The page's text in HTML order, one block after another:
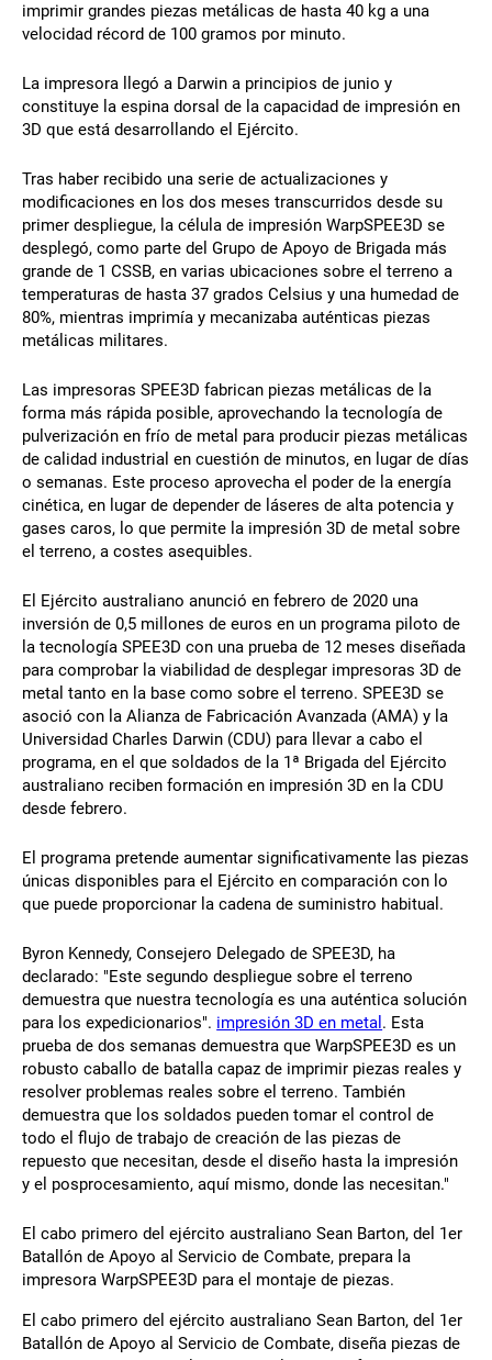
imprimir grandes piezas metálicas de hasta 40 kg a una
velocidad récord de 100 gramos por minuto.
La impresora llegó a Darwin a principios de junio y
constituye la espina dorsal de la capacidad de impresión en
3D que está desarrollando el Ejército.
Tras haber recibido una serie de actualizaciones y
modificaciones en los dos meses transcurridos desde su
primer despliegue, la célula de impresión WarpSPEE3D se
desplegó, como parte del Grupo de Apoyo de Brigada más
grande de 1 CSSB, en varias ubicaciones sobre el terreno a
temperaturas de hasta 37 grados Celsius y una humedad de
80%, mientras imprimía y mecanizaba auténticas piezas
metálicas militares.
Las impresoras SPEE3D fabrican piezas metálicas de la
forma más rápida posible, aprovechando la tecnología de
pulverización en frío de metal para producir piezas metálicas
de calidad industrial en cuestión de minutos, en lugar de días
o semanas. Este proceso aprovecha el poder de la energía
cinética, en lugar de depender de láseres de alta potencia y
gases caros, lo que permite la impresión 3D de metal sobre
el terreno, a costes asequibles.
El Ejército australiano anunció en febrero de 2020 una
inversión de 0,5 millones de euros en un programa piloto de
la tecnología SPEE3D con una prueba de 12 meses diseñada
para comprobar la viabilidad de desplegar impresoras 3D de
metal tanto en la base como sobre el terreno. SPEE3D se
asoció con la Alianza de Fabricación Avanzada (AMA) y la
Universidad Charles Darwin (CDU) para llevar a cabo el
programa, en el que soldados de la 1ª Brigada del Ejército
australiano reciben formación en impresión 3D en la CDU
desde febrero.
El programa pretende aumentar significativamente las piezas
únicas disponibles para el Ejército en comparación con lo
que puede proporcionar la cadena de suministro habitual.
Byron Kennedy, Consejero Delegado de SPEE3D, ha
declarado: "Este segundo despliegue sobre el terreno
demuestra que nuestra tecnología es una auténtica solución
para los expedicionarios". impresión 3D en metal . Esta
prueba de dos semanas demuestra que WarpSPEE3D es un
robusto caballo de batalla capaz de imprimir piezas reales y
resolver problemas reales sobre el terreno. También
demuestra que los soldados pueden tomar el control de
todo el flujo de trabajo de creación de las piezas de
repuesto que necesitan, desde el diseño hasta la impresión
y el posprocesamiento, aquí mismo, donde las necesitan."
El cabo primero del ejército australiano Sean Barton, del 1er
Batallón de Apoyo al Servicio de Combate, prepara la
impresora WarpSPEE3D para el montaje de piezas.
El cabo primero del ejército australiano Sean Barton, del 1er
Batallón de Apoyo al Servicio de Combate, diseña piezas de